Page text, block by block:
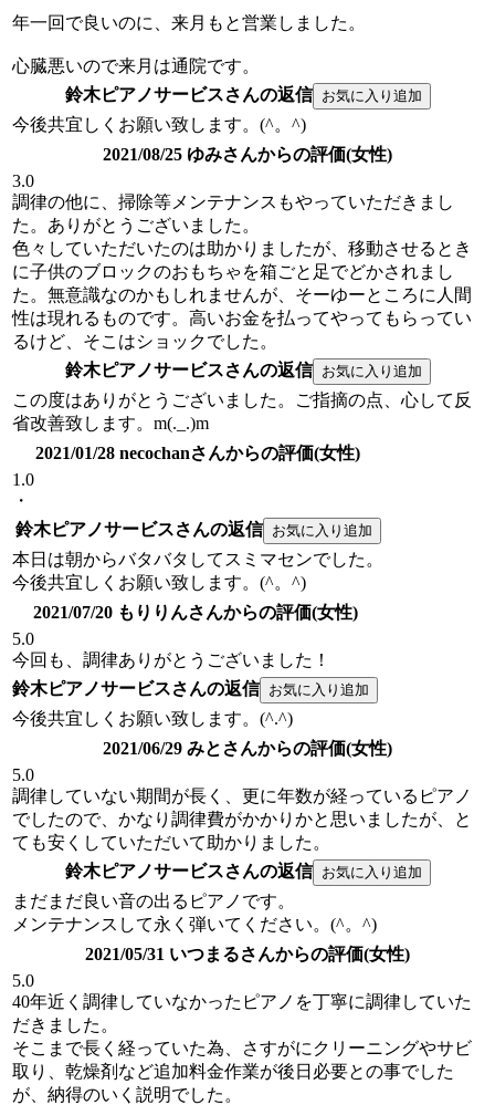
年一回で良いのに、来月もと営業しました。
心臓悪いので来月は通院です。
鈴木ピアノサービスさんの返信
今後共宜しくお願い致します。(^。^)
2021/08/25 ゆみさんからの評価(女性)
3.0
調律の他に、掃除等メンテナンスもやっていただきまし
た。ありがとうございました。
色々していただいたのは助かりましたが、移動させるとき
に子供のブロックのおもちゃを箱ごと足でどかされまし
た。無意識なのかもしれませんが、そーゆーところに人間
性は現れるものです。高いお金を払ってやってもらってい
るけど、そこはショックでした。
鈴木ピアノサービスさんの返信
この度はありがとうございました。ご指摘の点、心して反
省改善致します。m(._.)m
2021/01/28 necochanさんからの評価(女性)
1.0
・
鈴木ピアノサービスさんの返信
本日は朝からバタバタしてスミマセンでした。
今後共宜しくお願い致します。(^。^)
2021/07/20 もりりんさんからの評価(女性)
5.0
今回も、調律ありがとうございました！
鈴木ピアノサービスさんの返信
今後共宜しくお願い致します。(^.^)
2021/06/29 みとさんからの評価(女性)
5.0
調律していない期間が長く、更に年数が経っているピアノ
でしたので、かなり調律費がかかりかと思いましたが、と
ても安くしていただいて助かりました。
鈴木ピアノサービスさんの返信
まだまだ良い音の出るピアノです。
メンテナンスして永く弾いてください。(^。^)
2021/05/31 いつまるさんからの評価(女性)
5.0
40年近く調律していなかったピアノを丁寧に調律していた
だきました。
そこまで長く経っていた為、さすがにクリーニングやサビ
取り、乾燥剤など追加料金作業が後日必要との事でした
が、納得のいく説明でした。